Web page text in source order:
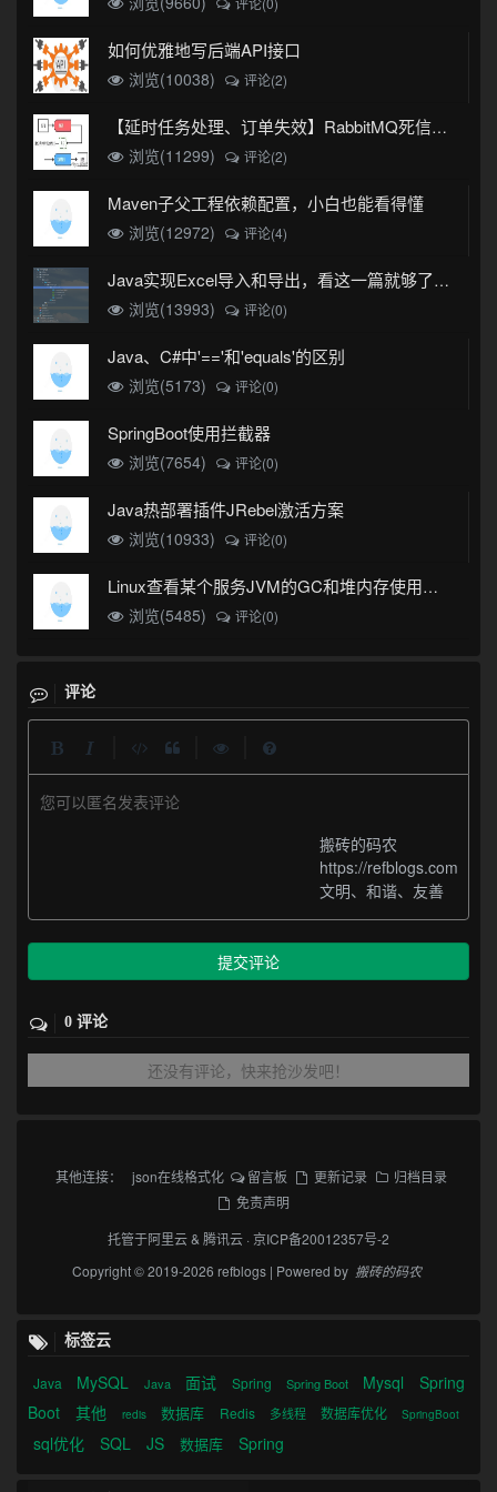
如何优雅地写后端API接口
浏览(10038) 评论(2)
【延时任务处理、订单失效】RabbitMQ死信队列实现
浏览(11299)
评论(2)
Maven子父工程依赖配置，小白也能看得懂
浏览(12972) 评论(4)
Java实现Excel导入和导出，看这一篇就够了(珍藏版)
浏览(13993)
评论(0)
Java、C#中'=='和'equals'的区别
浏览(5173) 评论(0)
SpringBoot使用拦截器
浏览(7654) 评论(0)
Java热部署插件JRebel激活方案
浏览(10933) 评论(0)
Linux查看某个服务JVM的GC和堆内存使用情况
浏览(5485)
评论(0)
评论
您可以匿名发表评论
搬砖的码农
https://refblogs.com
文明、和谐、友善
提交评论
0 评论
还没有评论，快来抢沙发吧！
其他连接： json在线格式化 留言板 更新记录
归档目录
免责声明
托管于阿里云& 腾讯云 ·京ICP备20012357号-2
Copyright © 2019-2026 refblogs | Powered by 搬砖的码农
标签云
Java MySQL Java 面试 Spring Spring Boot Mysql
Spring
Boot
其他 redis 数据库 Redis 多线程 数据库优化 SpringBoot
sql优化 SQL JS 数据库 Spring